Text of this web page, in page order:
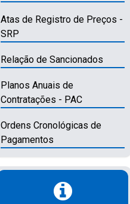
Atas de Registro de Preços -
SRP
Relação de Sancionados
Planos Anuais de
Contratações - PAC
Ordens Cronológicas de
Pagamentos